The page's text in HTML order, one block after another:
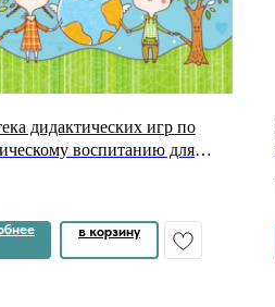
дидактических игр по
воспитанию для
в корзину